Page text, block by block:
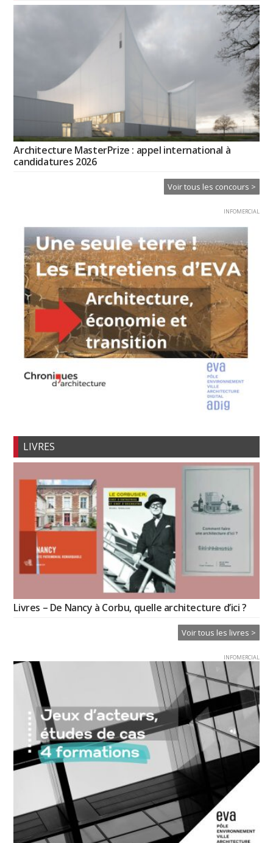
Architecture MasterPrize : appel international à
candidatures 2026
Voir tous les concours >
INFOMERCIAL
LIVRES
Livres – De Nancy à Corbu, quelle architecture d’ici ?
Voir tous les livres >
INFOMERCIAL